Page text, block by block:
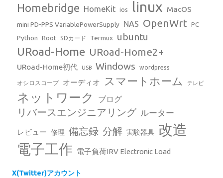
Homebridge HomeKit ios linux MacOS
mini PD-PPS VariablePowerSupply NAS OpenWrt PC
Python Root SDカード Termux ubuntu
URoad-Home URoad-Home2+
URoad-Home初代 USB Windows wordpress
オシロスコープ オーディオ スマートホーム テレビ
ネットワーク ブログ
リバースエンジニアリング ルーター
レビュー 修理 備忘録 分解 実験器具 改造
電子工作 電子負荷IRV Electronic Load
X(Twitter)アカウント